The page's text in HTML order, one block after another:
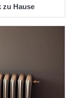
zu Hause